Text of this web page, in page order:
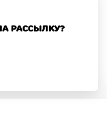
рассылку?